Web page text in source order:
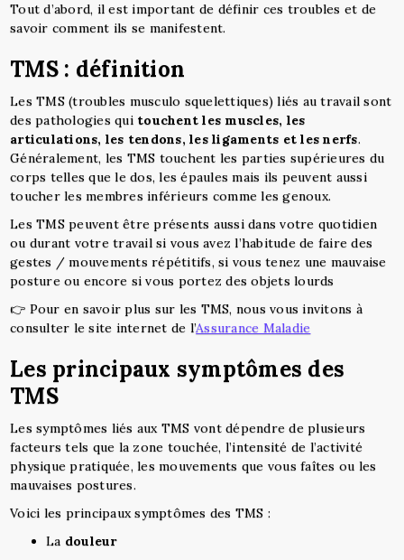
Tout d’abord, il est important de définir ces troubles et de
savoir comment ils se manifestent.
TMS : définition
Les TMS (troubles musculo squelettiques) liés au travail sont
des pathologies qui touchent les muscles, les
articulations, les tendons, les ligaments et les nerfs.
Généralement, les TMS touchent les parties supérieures du
corps telles que le dos, les épaules mais ils peuvent aussi
toucher les membres inférieurs comme les genoux.
Les TMS peuvent être présents aussi dans votre quotidien
ou durant votre travail si vous avez l’habitude de faire des
gestes / mouvements répétitifs, si vous tenez une mauvaise
posture ou encore si vous portez des objets lourds
👉 Pour en savoir plus sur les TMS, nous vous invitons à
consulter le site internet de l’Assurance Maladie
Les principaux symptômes des
TMS
Les symptômes liés aux TMS vont dépendre de plusieurs
facteurs tels que la zone touchée, l’intensité de l’activité
physique pratiquée, les mouvements que vous faîtes ou les
mauvaises postures.
Voici les principaux symptômes des TMS :
La douleur